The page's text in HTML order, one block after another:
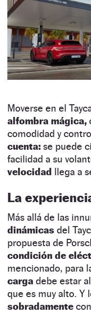
Moverse en el
alfombra mágica,
comodidad y
cuenta: se puede
facilidad a su
velocidad llega a
La
Más allá de las
dinámicas del
propuesta de
condición de
mencionado, para
carga debe estar
que es muy alto. Y
sobradamente